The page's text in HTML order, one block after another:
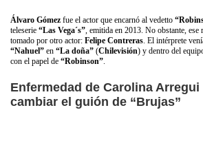
Álvaro Gómez fue el actor que encarnó al vedetto
teleserie “Las Vega´s”, emitida en 2013. No obstante,
tomado por otro actor: Felipe Contreras. El intérprete
“Nahuel” en “La doña” (Chilevisión) y dentro del
con el papel de “Robinson”.
Enfermedad de Carolina
cambiar el guión de “Brujas”